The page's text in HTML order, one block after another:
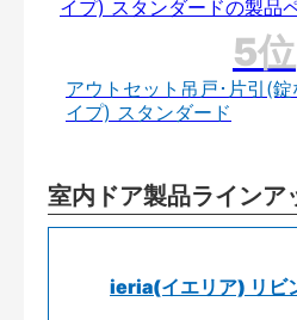
アウトセット吊戸･片引(
イプ) スタンダード
室内ドア製品ラインア
ieria(イエリア) リビ